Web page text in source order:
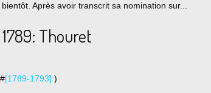
bientôt. Après avoir transcrit sa nomination sur...
Thouret
[1789-1793] )